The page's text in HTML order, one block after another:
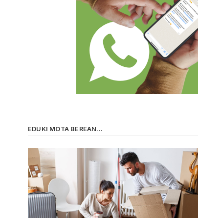
EDUKI MOTA BEREAN...